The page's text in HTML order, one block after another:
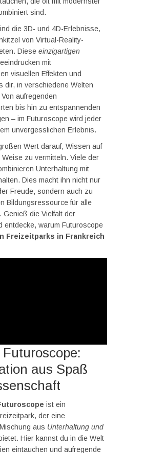
sind.
die 3D- und 4D-Erlebnisse,
von Virtual-Reality-
Diese einzigartigen
mit
visuellen Effekten und
dir, in verschiedene Welten
aufregenden
bis hin zu entspannenden
– im Futuroscope wird jeder
unvergesslichen Erlebnis.
Wert darauf, Wissen auf
zu vermitteln. Viele der
Unterhaltung mit
Dies macht ihn nicht nur
Freude, sondern auch zu
Bildungsressource für alle
Genieß die Vielfalt der
entdecke, warum Futuroscope
Freizeitparks in Frankreich
aus Spaß
ist ein
der eine
aus Unterhaltung und
Hier kannst du in die Welt
eintauchen und aufregende